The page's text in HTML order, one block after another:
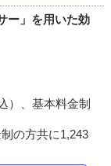
ー」を用いた効
）、基本料金制
の方共に1,243